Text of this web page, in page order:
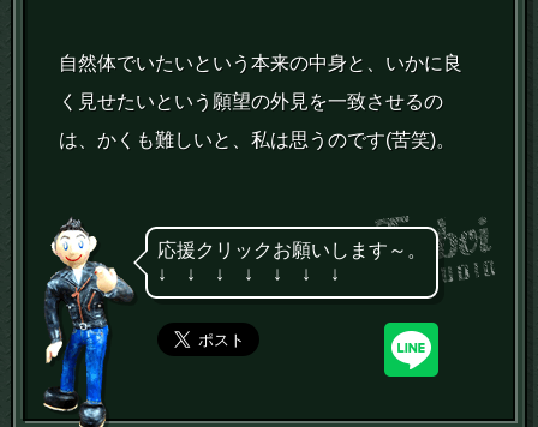
自然体でいたいという本来の中身と、いかに良
く見せたいという願望の外見を一致させるの
は、かくも難しいと、私は思うのです(苦笑)。
応援クリックお願いします～。
↓ ↓ ↓ ↓ ↓ ↓ ↓